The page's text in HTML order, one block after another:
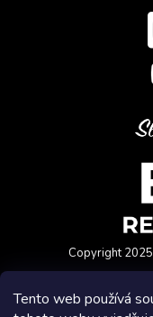
Tento web používá
Copyright 2025